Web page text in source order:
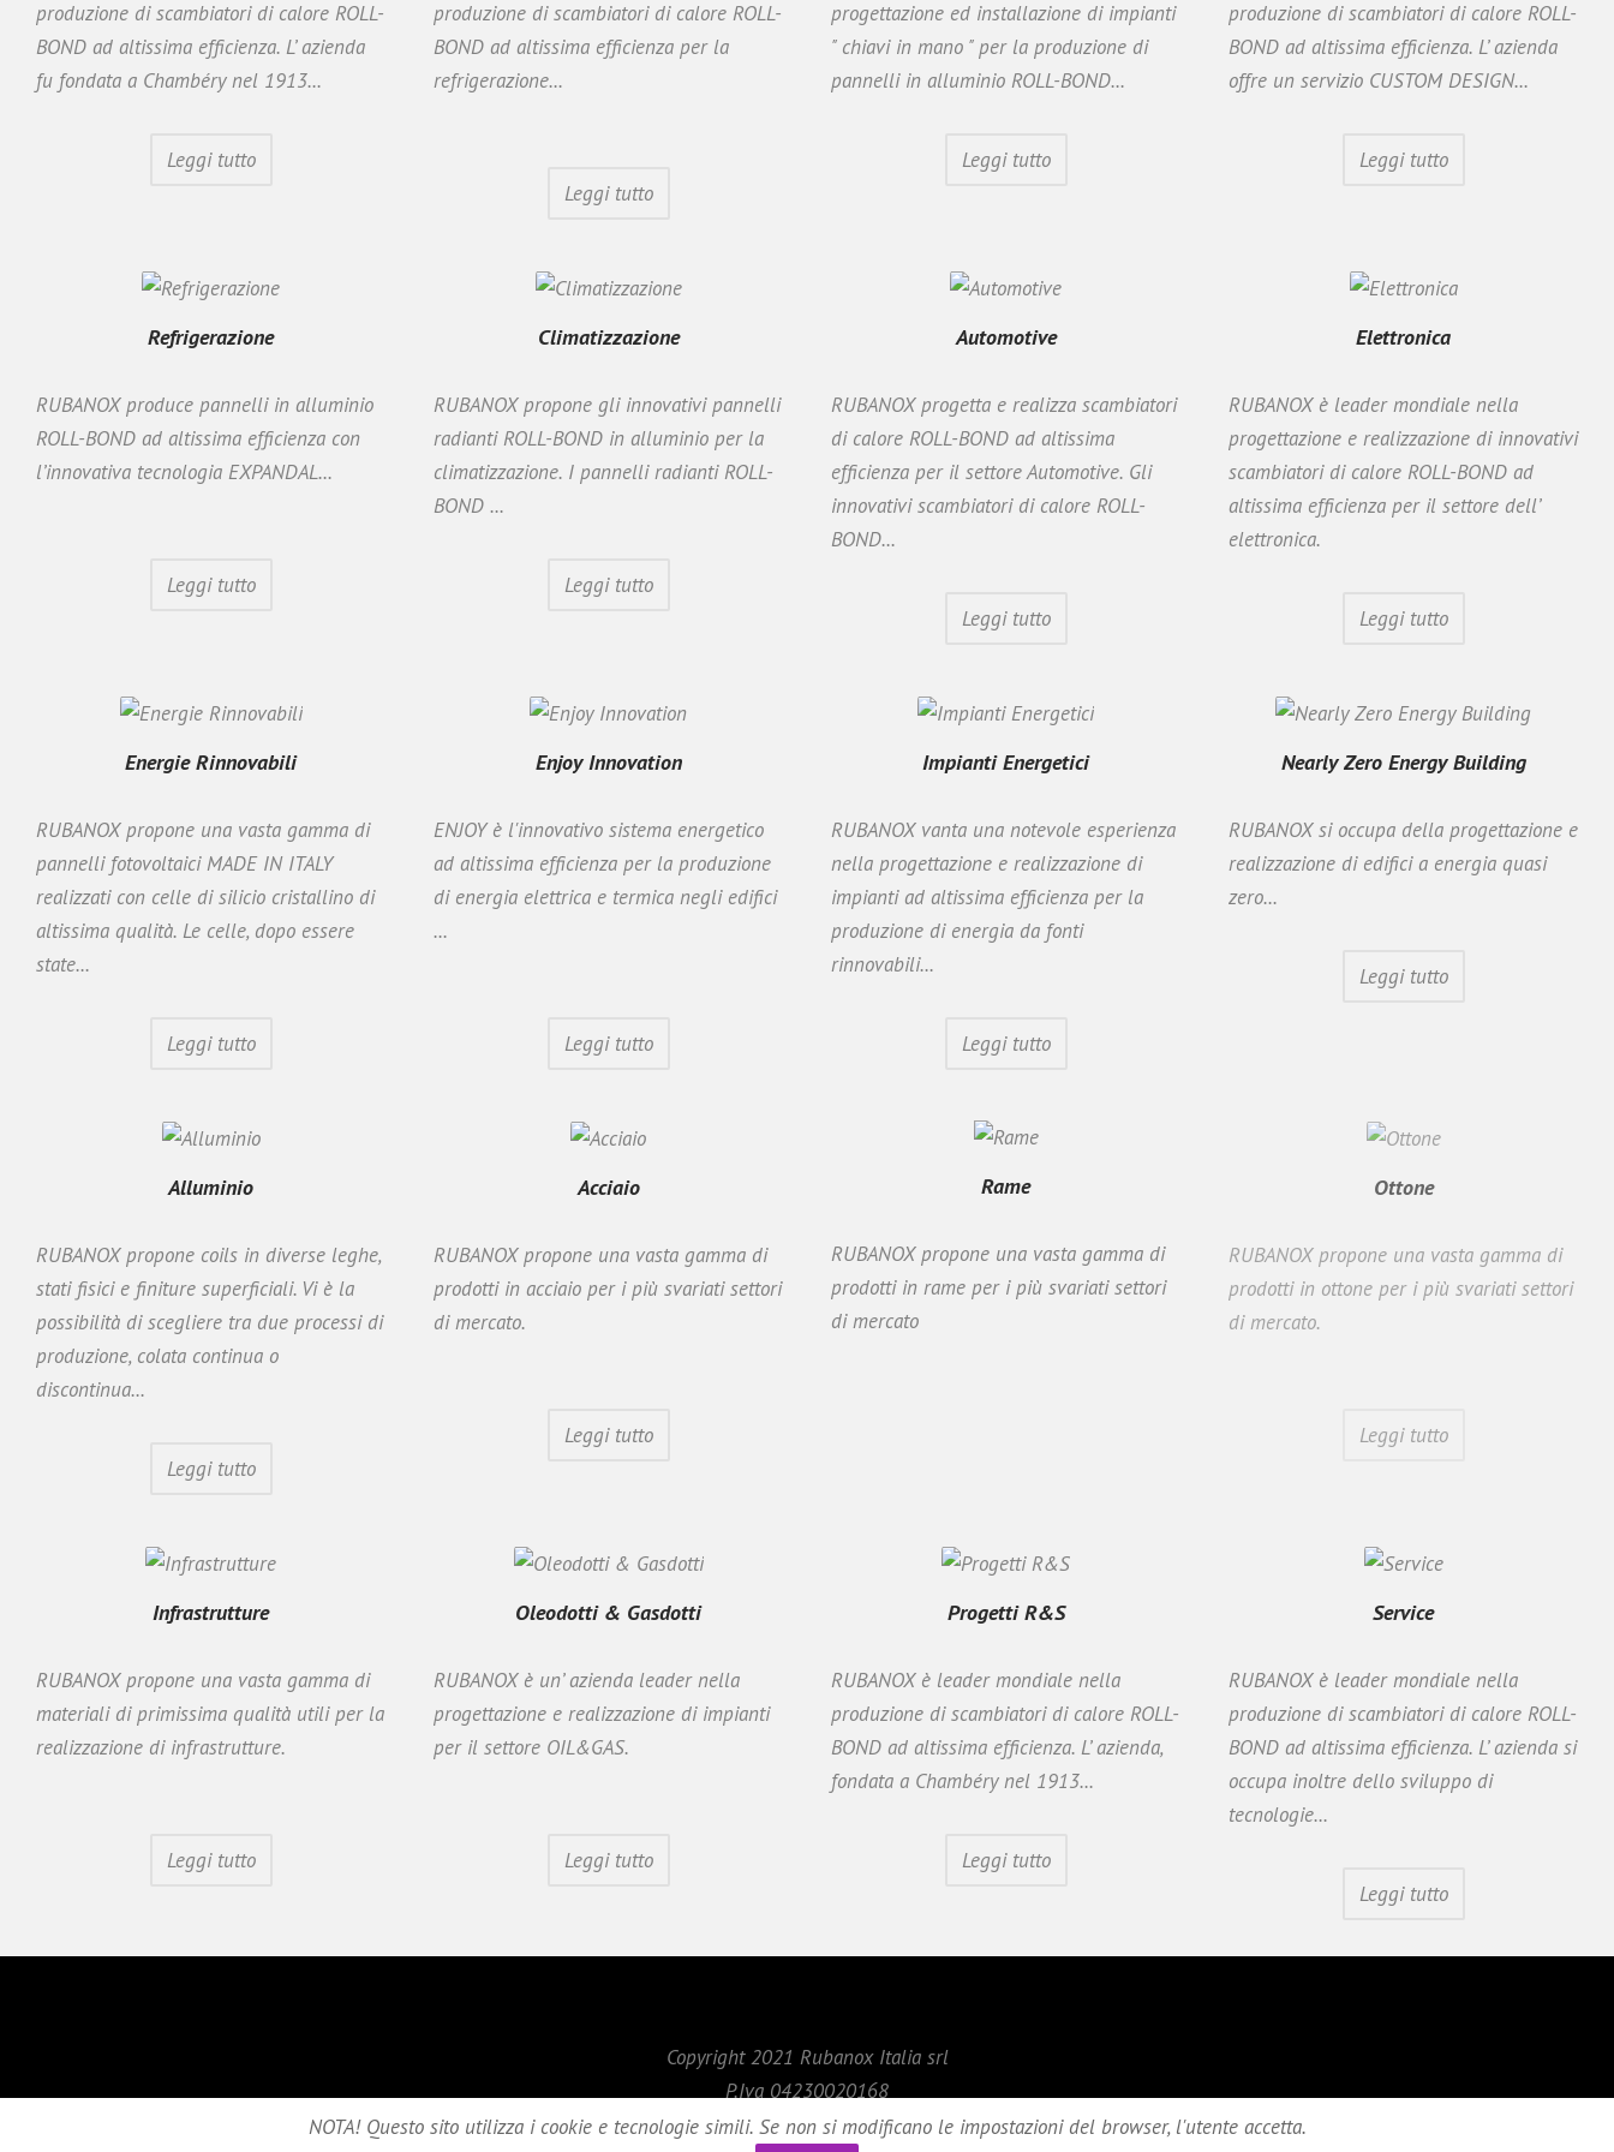
NOTA! Questo sito utilizza i cookie e tecnologie simili. Se non si modificano le impostazioni del browser, l'utente accetta.
produzione di scambiatori di calore ROLL-
BOND ad altissima efficienza. L’ azienda
fu fondata a Chambéry nel 1913...
Leggi tutto
produzione di scambiatori di calore ROLL-
BOND ad altissima efficienza per la
refrigerazione...
Leggi tutto
progettazione ed installazione di impianti
" chiavi in mano " per la produzione di
pannelli in alluminio ROLL-BOND...
Leggi tutto
produzione di scambiatori di calore ROLL-
BOND ad altissima efficienza. L’ azienda
offre un servizio CUSTOM DESIGN...
Leggi tutto
Refrigerazione
RUBANOX produce pannelli in alluminio
ROLL-BOND ad altissima efficienza con
l’innovativa tecnologia EXPANDAL...
Leggi tutto
Climatizzazione
RUBANOX propone gli innovativi pannelli
radianti ROLL-BOND in alluminio per la
climatizzazione. I pannelli radianti ROLL-
BOND ...
Leggi tutto
Automotive
RUBANOX progetta e realizza scambiatori
di calore ROLL-BOND ad altissima
efficienza per il settore Automotive. Gli
innovativi scambiatori di calore ROLL-
BOND...
Leggi tutto
Elettronica
RUBANOX è leader mondiale nella
progettazione e realizzazione di innovativi
scambiatori di calore ROLL-BOND ad
altissima efficienza per il settore dell’
elettronica.
Leggi tutto
Energie Rinnovabili
RUBANOX propone una vasta gamma di
pannelli fotovoltaici MADE IN ITALY
realizzati con celle di silicio cristallino di
altissima qualità. Le celle, dopo essere
state...
Leggi tutto
Enjoy Innovation
ENJOY è l'innovativo sistema energetico
ad altissima efficienza per la produzione
di energia elettrica e termica negli edifici
...
Leggi tutto
Impianti Energetici
RUBANOX vanta una notevole esperienza
nella progettazione e realizzazione di
impianti ad altissima efficienza per la
produzione di energia da fonti
rinnovabili...
Leggi tutto
Nearly Zero Energy Building
RUBANOX si occupa della progettazione e
realizzazione di edifici a energia quasi
zero...
Leggi tutto
Alluminio
RUBANOX propone coils in diverse leghe,
stati fisici e finiture superficiali. Vi è la
possibilità di scegliere tra due processi di
produzione, colata continua o
discontinua...
Leggi tutto
Acciaio
RUBANOX propone una vasta gamma di
prodotti in acciaio per i più svariati settori
di mercato.
Leggi tutto
Rame
RUBANOX propone una vasta gamma di
prodotti in rame per i più svariati settori
di mercato
Ottone
RUBANOX propone una vasta gamma di
prodotti in ottone per i più svariati settori
di mercato.
Leggi tutto
Infrastrutture
RUBANOX propone una vasta gamma di
materiali di primissima qualità utili per la
realizzazione di infrastrutture.
Leggi tutto
Oleodotti & Gasdotti
RUBANOX è un’ azienda leader nella
progettazione e realizzazione di impianti
per il settore OIL&GAS.
Leggi tutto
Progetti R&S
RUBANOX è leader mondiale nella
produzione di scambiatori di calore ROLL-
BOND ad altissima efficienza. L’ azienda,
fondata a Chambéry nel 1913...
Leggi tutto
Service
RUBANOX è leader mondiale nella
produzione di scambiatori di calore ROLL-
BOND ad altissima efficienza. L’ azienda si
occupa inoltre dello sviluppo di
tecnologie...
Leggi tutto
Copyright 2021 Rubanox Italia srl
P.Iva 04230020168
info@rubanox.com| www.rubanox.com